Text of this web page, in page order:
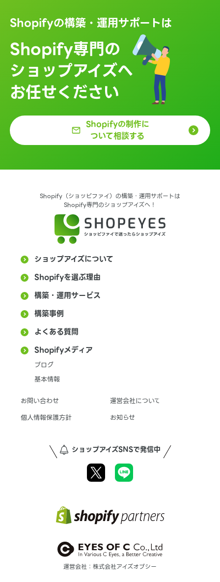
Shopifyの構築・運用サポートは
Shopify専門の
ショップアイズへ
お任せください
Shopifyの制作に
ついて相談する
Shopify（ショッピファイ）の構築・運用サポートは
Shopify専門のショップアイズへ！
ショップアイズについて
Shopifyを選ぶ理由
構築・運用サービス
構築事例
よくある質問
Shopifyメディア
ブログ
基本情報
お問い合わせ
運営会社について
個人情報保護方針
お知らせ
ショップアイズSNSで発信中
運営会社：株式会社アイズオブシー